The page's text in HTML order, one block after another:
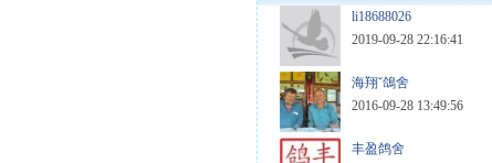
li18688026
2019-09-28 22:16:41
海翔ˇ鴿舍
2016-09-28 13:49:56
丰盈鸽舍